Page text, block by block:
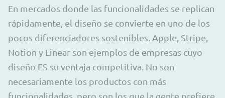
En mercados donde las funcionalidades se replican
rápidamente, el diseño se convierte en uno de los
pocos diferenciadores sostenibles. Apple, Stripe,
Notion y Linear son ejemplos de empresas cuyo
diseño ES su ventaja competitiva. No son
necesariamente los productos con más